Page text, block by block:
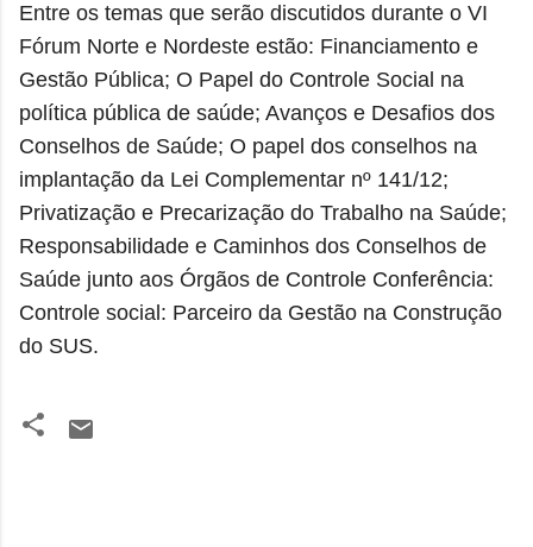
Entre os temas que serão discutidos durante o VI
Fórum Norte e Nordeste estão: Financiamento e
Gestão Pública; O Papel do Controle Social na
política pública de saúde; Avanços e Desafios dos
Conselhos de Saúde; O papel dos conselhos na
implantação da Lei Complementar nº 141/12;
Privatização e Precarização do Trabalho na Saúde;
Responsabilidade e Caminhos dos Conselhos de
Saúde junto aos Órgãos de Controle Conferência:
Controle social: Parceiro da Gestão na Construção
do SUS.